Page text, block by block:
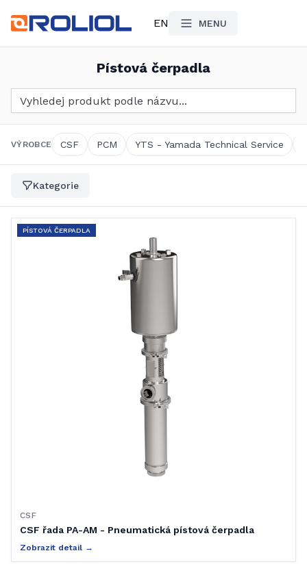
EN MENU
Pístová čerpadla
Vyhledat produkt
VÝROBCE CSF PCM YTS - Yamada Technical Service
Kategorie
PÍSTOVÁ ČERPADLA
CSF
CSF řada PA-AM - Pneumatická pístová čerpadla
Zobrazit detail →